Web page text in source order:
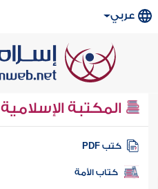
عربي
المكتبة الإسلامية
كتب PDF